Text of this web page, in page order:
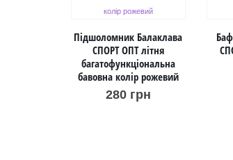
Підшоломник Балаклава
СПОРТ ОПТ літня
багатофункціональна
бавовна колір рожевий
280 грн